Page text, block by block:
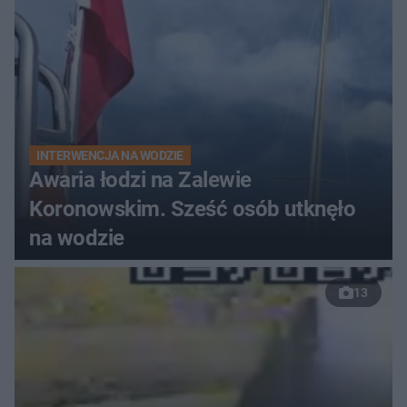
INTERWENCJA NA WODZIE
Awaria łodzi na Zalewie
Koronowskim. Sześć osób utknęło
na wodzie
13